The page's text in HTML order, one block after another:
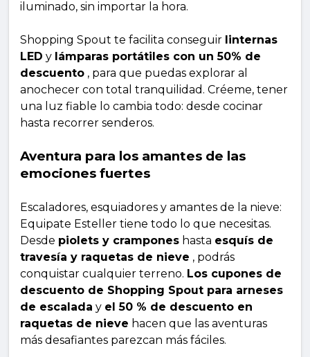
iluminado, sin importar la hora.
Shopping Spout te facilita conseguir linternas
LED y lámparas portátiles con un 50% de
descuento , para que puedas explorar al
anochecer con total tranquilidad. Créeme, tener
una luz fiable lo cambia todo: desde cocinar
hasta recorrer senderos.
Aventura para los amantes de las
emociones fuertes
Escaladores, esquiadores y amantes de la nieve:
Equipate Esteller tiene todo lo que necesitas.
Desde piolets y crampones hasta esquís de
travesía y raquetas de nieve , podrás
conquistar cualquier terreno. Los cupones de
descuento de Shopping Spout para arneses
de escalada y el 50 % de descuento en
raquetas de nieve hacen que las aventuras
más desafiantes parezcan más fáciles.